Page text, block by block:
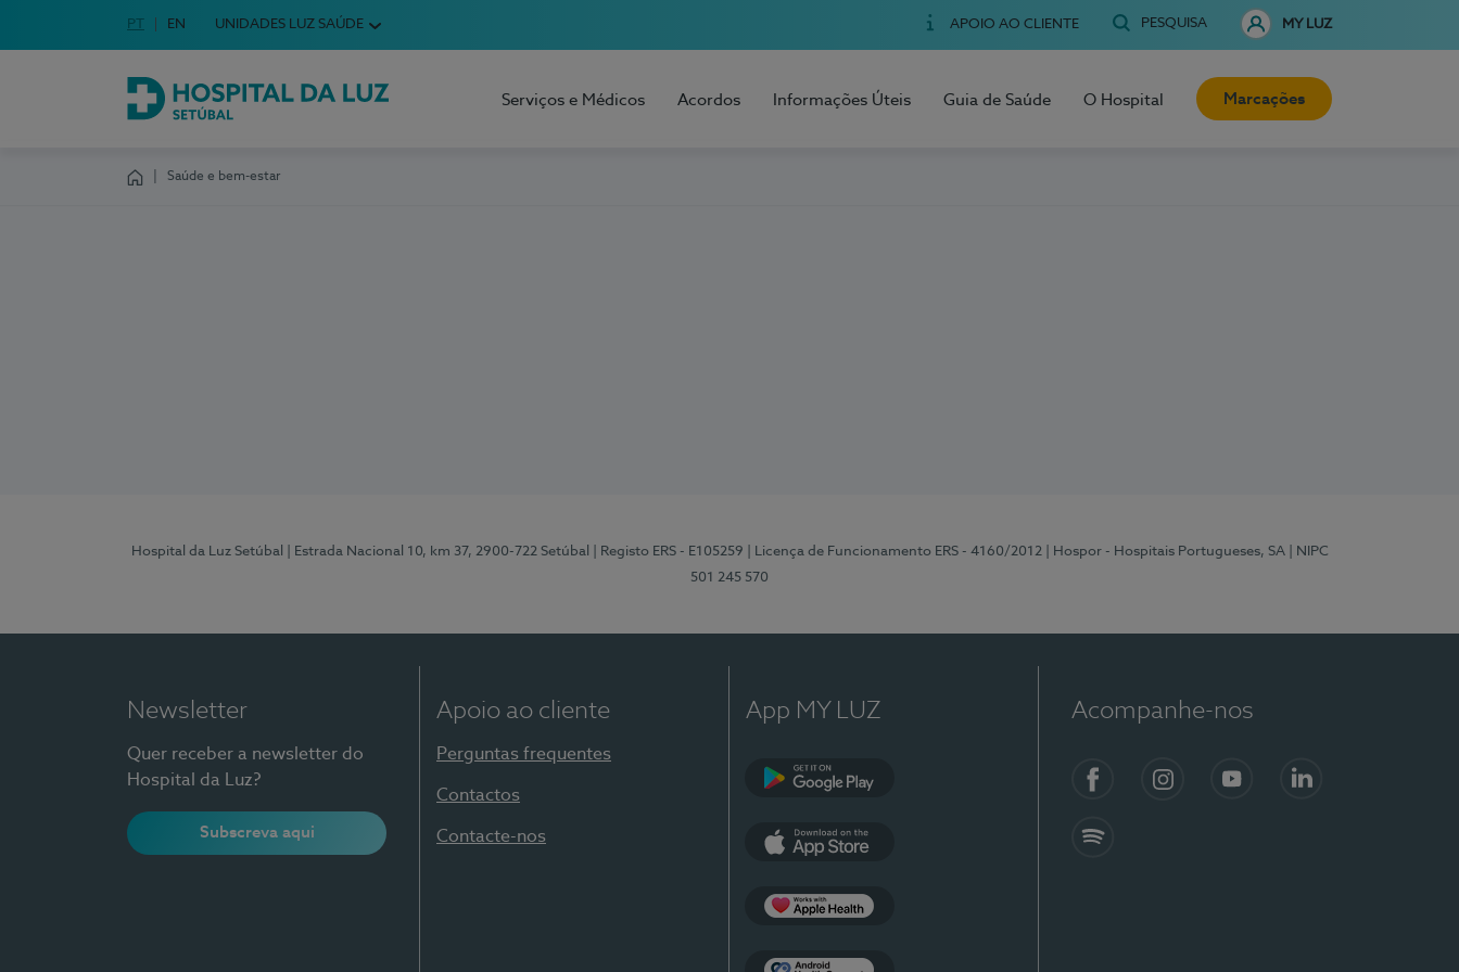
Escolha o seu idioma
Idioma em Português
PT English Language
EN UNIDADES LUZ SAÚDE APOIO AO CLIENTE PESQUISA MY LUZ
Hospital da Luz Setúbal
Serviços e Médicos Acordos Informações Úteis Guia de Saúde O Hospital Marcações
Saúde e bem-estar
Hospital da Luz Setúbal | Estrada Nacional 10, km 37, 2900-722 Setúbal | Registo ERS - E105259 | Licença de Funcionamento ERS - 4160/2012 | Hospor - Hospitais Portugueses, SA
| NIPC
501 245 570
Newsletter
Quer receber a newsletter do
Hospital da Luz?
Subscreva aqui
Apoio ao cliente
Perguntas frequentes
Contactos
Contacte-nos
App MY LUZ Acompanhe-nos